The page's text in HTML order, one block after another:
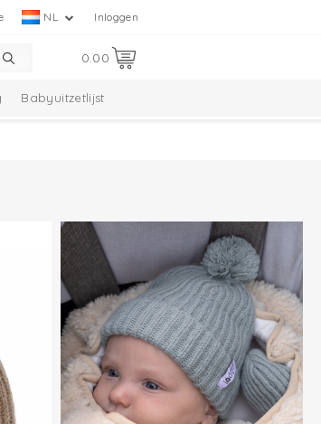
Inloggen
NL
0.00
Babyuitzetlijst